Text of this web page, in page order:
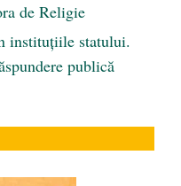
de Religie
instituțiile statului.
publică